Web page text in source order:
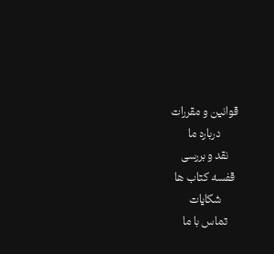
قوانین و مقررات
درباره ما
نقد و بررسی
قفسه کتاب ها
شکایات
تماس با ما